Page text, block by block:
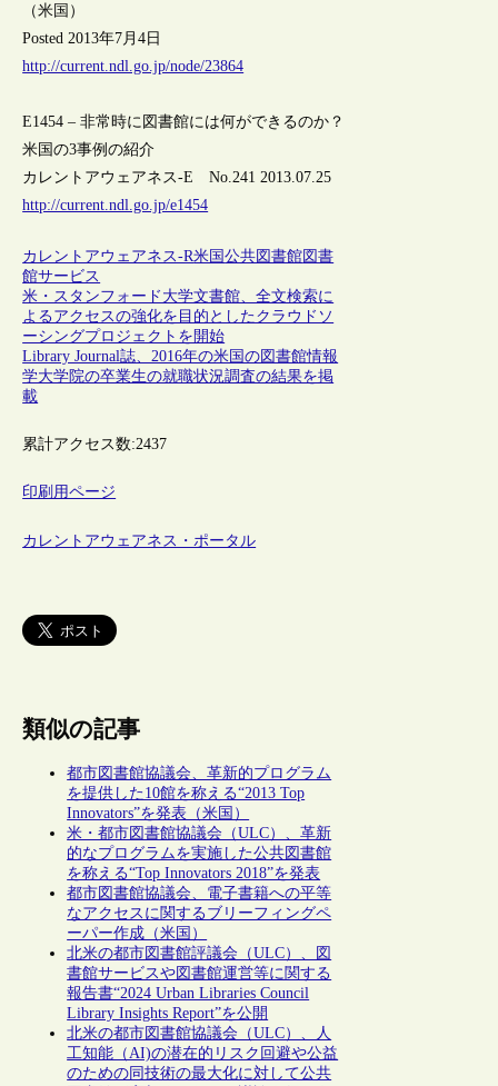
（米国）
Posted 2013年7月4日
http://current.ndl.go.jp/node/23864
E1454 – 非常時に図書館には何ができるのか？
米国の3事例の紹介
カレントアウェアネス-E No.241 2013.07.25
http://current.ndl.go.jp/e1454
カレントアウェアネス-R米国公共図書館図書
館サービス
米・スタンフォード大学文書館、全文検索に
よるアクセスの強化を目的としたクラウドソ
ーシングプロジェクトを開始
Library Journal誌、2016年の米国の図書館情報
学大学院の卒業生の就職状況調査の結果を掲
載
累計アクセス数:2437
印刷用ページ
カレントアウェアネス・ポータル
類似の記事
都市図書館協議会、革新的プログラム
を提供した10館を称える“2013 Top
Innovators”を発表（米国）
米・都市図書館協議会（ULC）、革新
的なプログラムを実施した公共図書館
を称える“Top Innovators 2018”を発表
都市図書館協議会、電子書籍への平等
なアクセスに関するブリーフィングペ
ーパー作成（米国）
北米の都市図書館評議会（ULC）、図
書館サービスや図書館運営等に関する
報告書“2024 Urban Libraries Council
Library Insights Report”を公開
北米の都市図書館協議会（ULC）、人
工知能（AI)の潜在的リスク回避や公益
のための同技術の最大化に対して公共